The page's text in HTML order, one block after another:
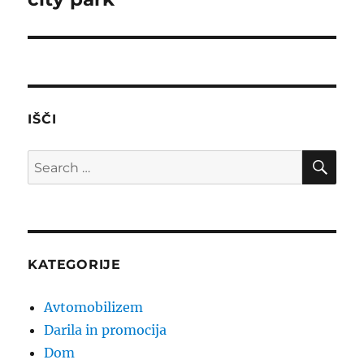
IŠČI
Search
for:
KATEGORIJE
Avtomobilizem
Darila in promocija
Dom